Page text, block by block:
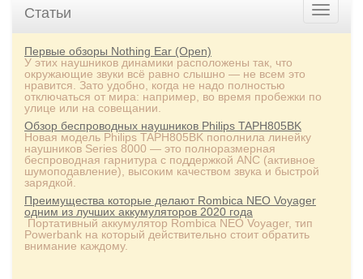
Статьи
Первые обзоры Nothing Ear (Open)
У этих наушников динамики расположены так, что
окружающие звуки всё равно слышно — не всем это
нравится. Зато удобно, когда не надо полностью
отключаться от мира: например, во время пробежки по
улице или на совещании.
Обзор беспроводных наушников Philips TAPH805BK
Новая модель Philips TAPH805BK пополнила линейку
наушников Series 8000 — это полноразмерная
беспроводная гарнитура с поддержкой ANC (активное
шумоподавление), высоким качеством звука и быстрой
зарядкой.
Преимущества которые делают Rombica NEO Voyager
одним из лучших аккумуляторов 2020 года
Портативный аккумулятор Rombica NEO Voyager, тип
Powerbank на который действительно стоит обратить
внимание каждому.